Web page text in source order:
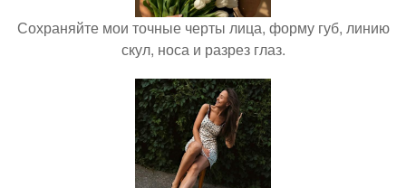
Сохраняйте мои точные черты лица, форму губ, линию
скул, носа и разрез глаз.